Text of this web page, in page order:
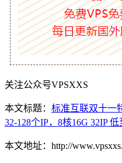
关注公众号VPSXXS
本文标题： 标准互联双十一
32-128个IP，8核16G 32IP 低
本文地址：http://